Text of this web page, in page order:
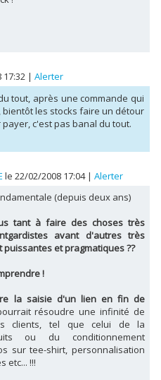
17:32 | Alerter
tout, après une commande qui
les stocks faire un détour
c'est pas banal du tout.
le 22/02/2008 17:04 | Alerter
(depuis deux ans)
tant à faire des choses très
avant d'autres très
et pragmatiques ??
!
la saisie d'un lien en fin de
résoudre une infinité de
clients, tel que celui de la
ou du conditionnement
sur tee-shirt, personnalisation
etc... !!!